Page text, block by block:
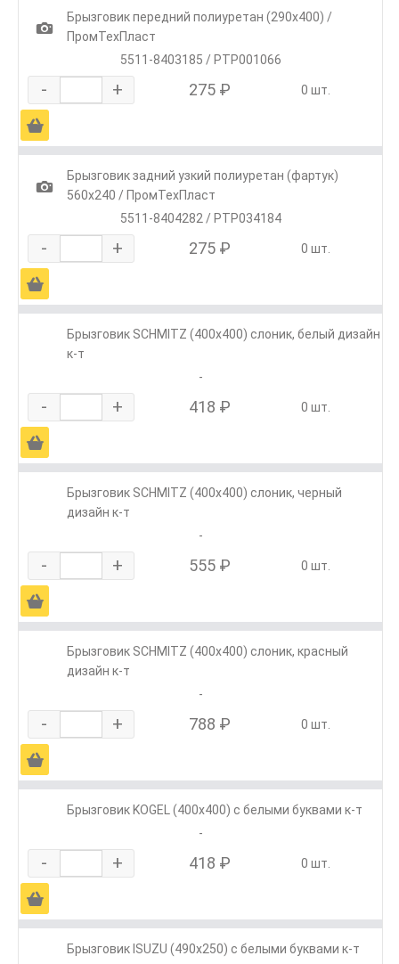
1
Брызговик передний полиуретан (290х400) /
ПромТехПласт
5511-8403185 / РТР001066
- + 275 ₽ 0 шт.
Ä
1
Брызговик задний узкий полиуретан (фартук)
560х240 / ПромТехПласт
5511-8404282 / РТР034184
- + 275 ₽ 0 шт.
Ä
Брызговик SCHMITZ (400х400) слоник, белый дизайн
к-т
-
- + 418 ₽ 0 шт.
Ä
Брызговик SCHMITZ (400х400) слоник, черный
дизайн к-т
-
- + 555 ₽ 0 шт.
Ä
Брызговик SCHMITZ (400х400) слоник, красный
дизайн к-т
-
- + 788 ₽ 0 шт.
Ä
Брызговик KOGEL (400х400) с белыми буквами к-т
-
- + 418 ₽ 0 шт.
Ä
Брызговик ISUZU (490х250) с белыми буквами к-т